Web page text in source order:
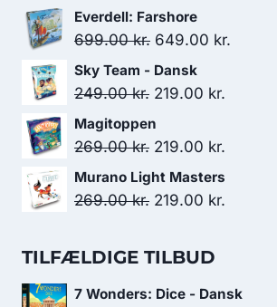
oprindelige
pris
119.00 kr..
pris
Everdell: Farshore
699.00kr. Den
oprindelige
pris
699.00 kr..
649.00 kr.
Sky Team - Dansk
249.00kr. Den
oprindelige
pris
249.00 kr..
219.00 kr.
Magitoppen
269.00kr. Den
oprindelige
pris
219.00 kr.
Murano Light Masters
269.00kr. Den
pris
269.00 kr..
219.00 kr.
219.00
TILFÆLDIGE TILBUD
7 Wonders: Dice - Dansk